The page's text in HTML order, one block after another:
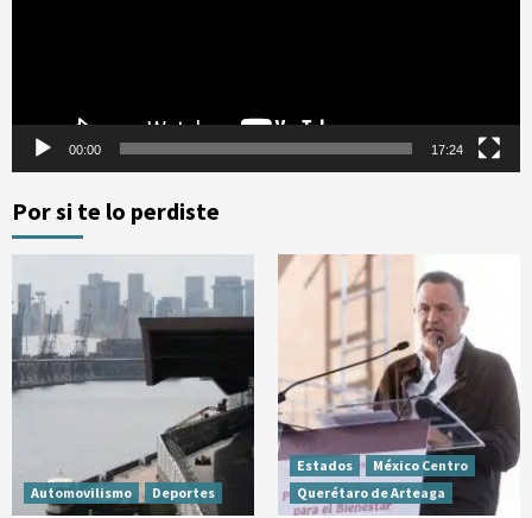
00:00 17:24
Por si te lo perdiste
Automovilismo Deportes
Estados
México Centro
Querétaro de Arteaga